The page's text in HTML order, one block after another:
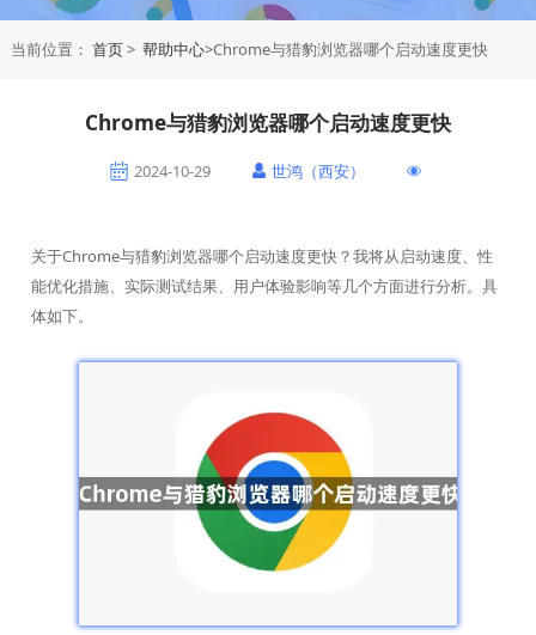
当前位置： 首页> 帮助中心>Chrome与猎豹浏览器哪个启动速度更快
Chrome与猎豹浏览器哪个启动速度更快
2024-10-29 世鸿（西安）
关于Chrome与猎豹浏览器哪个启动速度更快？我将从启动速度、性
能优化措施、实际测试结果、用户体验影响等几个方面进行分析。具
体如下。